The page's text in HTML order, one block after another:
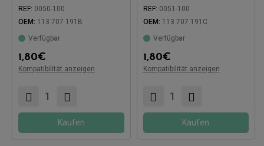
REF: 0050-100
OEM: 113 707 191B
Verfügbar
1,80€
Kompatibilität anzeigen
Kompatibel mit:
Kaufen
REF: 0051-100
OEM: 113 707 191C
Verfügbar
1,80€
Kompatibilität anzeigen
Kaufen